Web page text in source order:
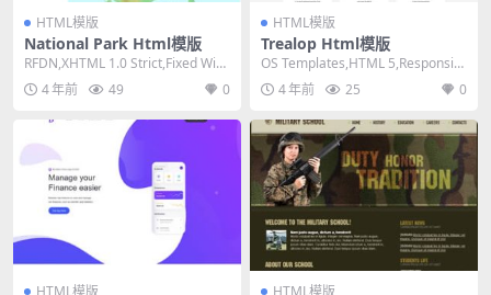
HTML模版
National Park Html模版
RFDN,XHTML 1.0 Strict,Fixed Widt
h, 2 Col...
4 年前 49 0
HTML模版
Trealop Html模版
OS Templates,HTML 5,Responsiv
e, 4 Column...
4 年前 25 0